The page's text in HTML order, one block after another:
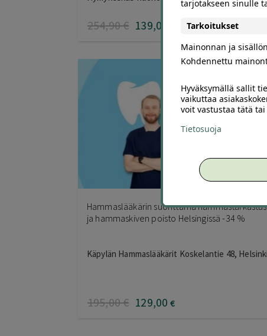
tuotteesta:
254,90€ 139,00
Hammaslääkärin suorittama hammastarkastus
ja hammaskiven poisto Helsingissä -34 %
Käpylän Hammaslääkärit Koskelantie 48, Helsinki
195,00€ 129,00 €
tarjotakseen sinulle
Tarkoitukset
Mainonnan ja
Kohdennettu
Hyväksymällä sallit
vaikuttaa
voit vastustaa tätä
Tietosuoja